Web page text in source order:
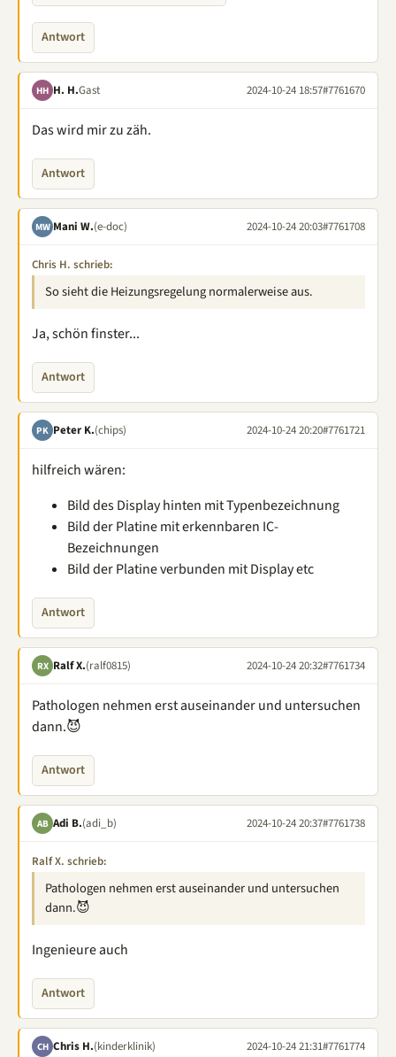
Antwort
HH H. H.Gast 2024-10-24 18:57#7761670
Das wird mir zu zäh.
Antwort
MW Mani W.(e-doc) 2024-10-24 20:03#7761708
Chris H. schrieb:
So sieht die Heizungsregelung normalerweise aus.
Ja, schön finster...
Antwort
PK Peter K.(chips) 2024-10-24 20:20#7761721
hilfreich wären:
Bild des Display hinten mit Typenbezeichnung
Bild der Platine mit erkennbaren IC-
Bezeichnungen
Bild der Platine verbunden mit Display etc
Antwort
RX Ralf X.(ralf0815) 2024-10-24 20:32#7761734
Pathologen nehmen erst auseinander und untersuchen
dann.😈
Antwort
AB Adi B.(adi_b) 2024-10-24 20:37#7761738
Ralf X. schrieb:
Pathologen nehmen erst auseinander und untersuchen
dann.😈
Ingenieure auch
Antwort
CH Chris H.(kinderklinik) 2024-10-24 21:31#7761774